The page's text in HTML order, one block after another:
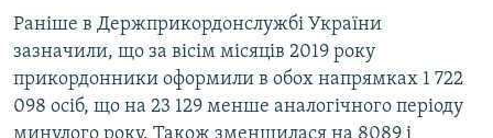
Раніше в Держприкордонслужбі України
зазначили, що за вісім місяців 2019 року
прикордонники оформили в обох напрямках 1 722
098 осіб, що на 23 129 менше аналогічного періоду